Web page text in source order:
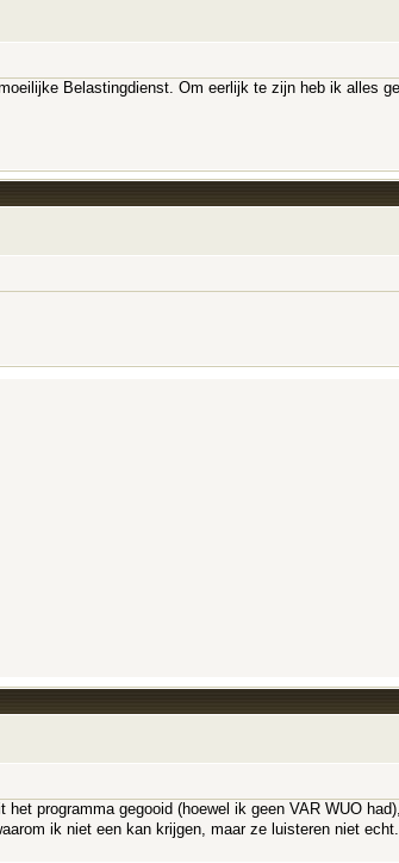
Belastingdienst. Om eerlijk te zijn heb ik alles
programma gegooid (hoewel ik geen VAR WUO
ik niet een kan krijgen, maar ze luisteren niet